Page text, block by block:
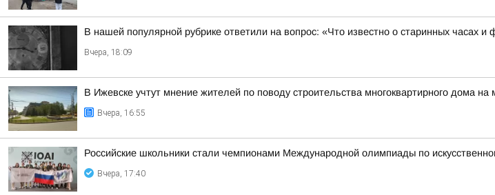
В нашей популярной рубрике ответили на вопрос: «Что известно о старинных часах
Вчера, 18:09
В Ижевске учтут мнение жителей по поводу строительства многоквартирного дома на
Вчера, 16:55
Российские школьники стали чемпионами Международной олимпиады по
Вчера, 17:40